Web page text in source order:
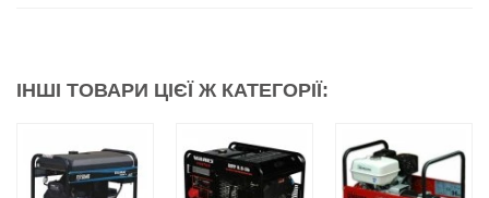
ІНШІ ТОВАРИ ЦІЄЇ Ж КАТЕГОРІЇ: